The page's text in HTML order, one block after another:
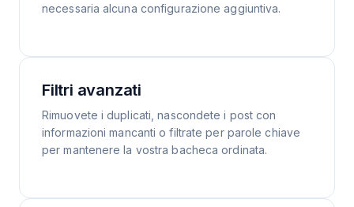
necessaria alcuna configurazione aggiuntiva.
Filtri avanzati
Rimuovete i duplicati, nascondete i post con
informazioni mancanti o filtrate per parole chiave
per mantenere la vostra bacheca ordinata.